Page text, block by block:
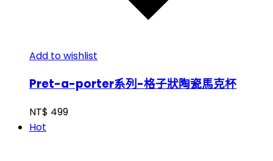
Add to wishlist
Pret-a-porter系列-格子狀陶瓷馬克杯
NT$ 499
Hot